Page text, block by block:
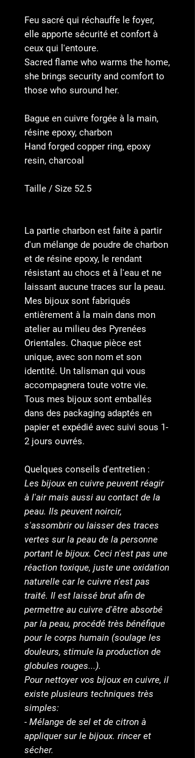
Feu sacré qui réchauffe le foyer,
elle apporte sécurité et confort à
ceux qui l'entoure.
Sacred flame who warms the home,
she brings security and comfort to
those who suround her.
Bague en cuivre forgée à la main,
résine epoxy, charbon
Hand forged copper ring, epoxy
resin, charcoal
Taille / Size 52.5
La partie charbon est faite à partir
d'un mélange de poudre de charbon
et de résine epoxy, le rendant
résistant au chocs et à l'eau et ne
laissant aucune traces sur la peau.
Mes bijoux sont fabriqués
entièrement à la main dans mon
atelier au milieu des Pyrenées
Orientales. Chaque pièce est
unique, avec son nom et son
identité. Un talisman qui vous
accompagnera toute votre vie.
Tous mes bijoux sont emballés
dans des packaging adaptés en
papier et expédié avec suivi sous 1-
2 jours ouvrés.
Quelques conseils d'entretien :
Les bijoux en cuivre peuvent réagir
à l'air mais aussi au contact de la
peau. Ils peuvent noircir,
s'assombrir ou laisser des traces
vertes sur la peau de la personne
portant le bijoux. Ceci n'est pas une
réaction toxique, juste une oxidation
naturelle car le cuivre n'est pas
traité. Il est laissé brut afin de
permettre au cuivre d'être absorbé
par la peau, procédé très bénéfique
pour le corps humain (soulage les
douleurs, stimule la production de
globules rouges...).
Pour nettoyer vos bijoux en cuivre, il
existe plusieurs techniques très
simples:
- Mélange de sel et de citron à
appliquer sur le bijoux. rincer et
sécher.